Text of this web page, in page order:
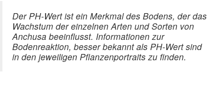
Der PH-Wert ist ein Merkmal des Bodens, der das
Wachstum der einzelnen Arten und Sorten von
Anchusa beeinflusst. Informationen zur
Bodenreaktion, besser bekannt als PH-Wert sind
in den jeweiligen Pflanzenportraits zu finden.